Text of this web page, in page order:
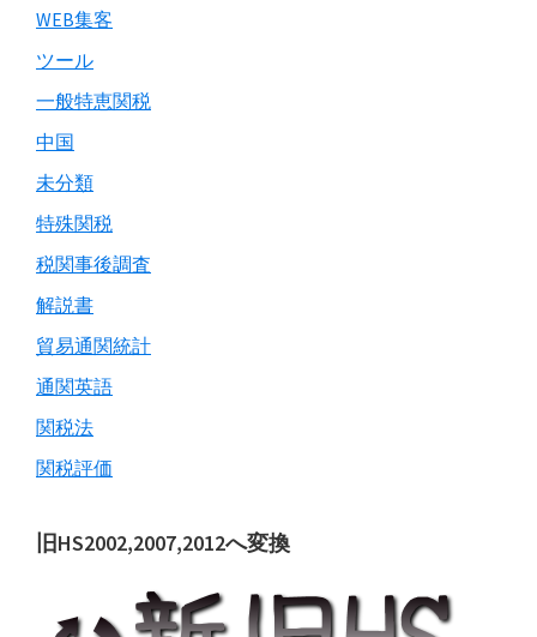
WEB集客
ツール
一般特恵関税
中国
未分類
特殊関税
税関事後調査
解説書
貿易通関統計
通関英語
関税法
関税評価
旧HS2002,2007,2012へ変換